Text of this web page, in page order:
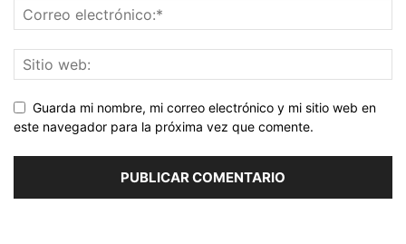
Guarda mi nombre, mi correo electrónico y mi sitio web en
este navegador para la próxima vez que comente.